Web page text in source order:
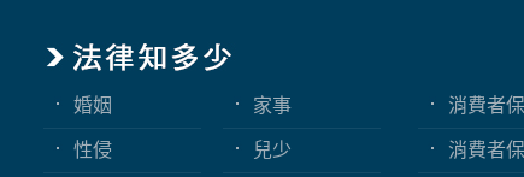
婚姻 家事
性侵 兒少
消費者
益 第4節
消費者